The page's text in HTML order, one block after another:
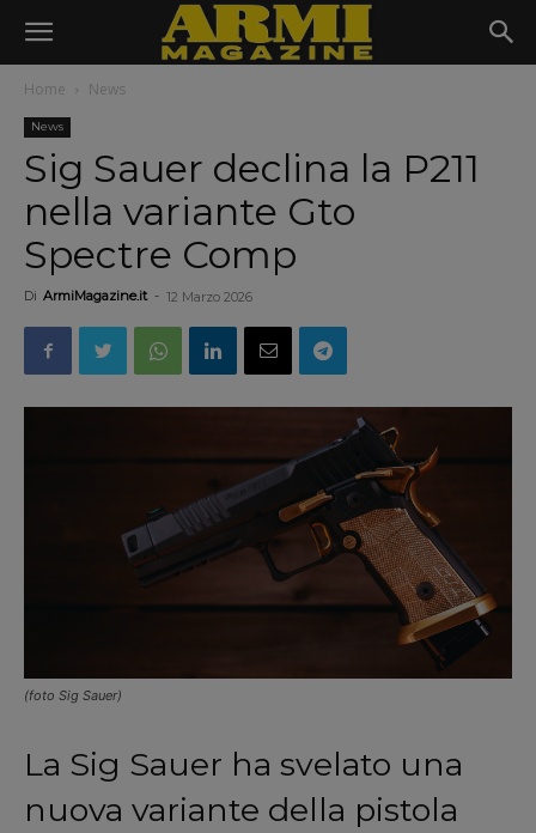
Home News
News
Sig Sauer declina la P211
nella variante Gto
Spectre Comp
Di ArmiMagazine.it - 12 Marzo 2026
(foto Sig Sauer)
La Sig Sauer ha svelato una
nuova variante della pistola